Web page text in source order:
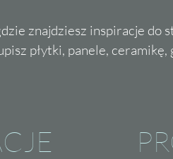
znajdziesz inspiracje do
płytki, panele,